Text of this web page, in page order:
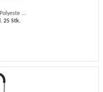
...
25 Stk.